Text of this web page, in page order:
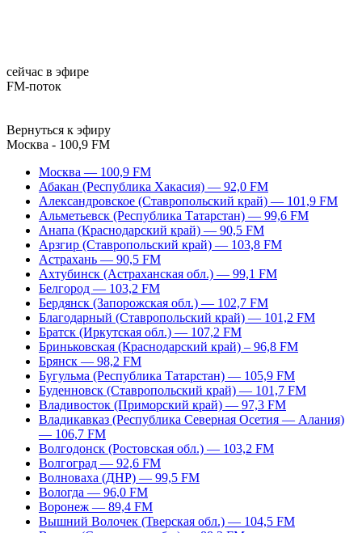
сейчас в эфире
FM-поток
Вернуться к эфиру
Москва - 100,9 FM
Москва — 100,9 FM
Абакан (Республика Хакасия) — 92,0 FM
Александровское (Ставропольский край) — 101,9 FM
Альметьевск (Республика Татарстан) — 99,6 FM
Анапа (Краснодарский край) — 90,5 FM
Арзгир (Ставропольский край) — 103,8 FM
Астрахань — 90,5 FM
Ахтубинск (Астраханская обл.) — 99,1 FM
Белгород — 103,2 FM
Бердянск (Запорожская обл.) — 102,7 FM
Благодарный (Ставропольский край) — 101,2 FM
Братск (Иркутская обл.) — 107,2 FM
Бриньковская (Краснодарский край) – 96,8 FM
Брянск — 98,2 FM
Бугульма (Республика Татарстан) — 105,9 FM
Буденновск (Ставропольский край) — 101,7 FM
Владивосток (Приморский край) — 97,3 FM
Владикавказ (Республика Северная Осетия — Алания)
— 106,7 FM
Волгодонск (Ростовская обл.) — 103,2 FM
Волгоград — 92,6 FM
Волноваха (ДНР) — 99,5 FM
Вологда — 96,0 FM
Воронеж — 89,4 FM
Вышний Волочек (Тверская обл.) — 104,5 FM